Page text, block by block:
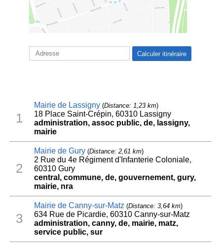
1
Mairie de Lassigny(Distance: 1,23 km)
18 Place Saint-Crépin, 60310 Lassigny
administration, assoc public, de, lassigny,
mairie
2
Mairie de Gury(Distance: 2,61 km)
2 Rue du 4e Régiment d'Infanterie Coloniale,
60310 Gury
central, commune, de, gouvernement, gury,
mairie, nra
3
Mairie de Canny-sur-Matz (Distance: 3,64 km)
634 Rue de Picardie, 60310 Canny-sur-Matz
administration, canny, de, mairie, matz,
service public, sur